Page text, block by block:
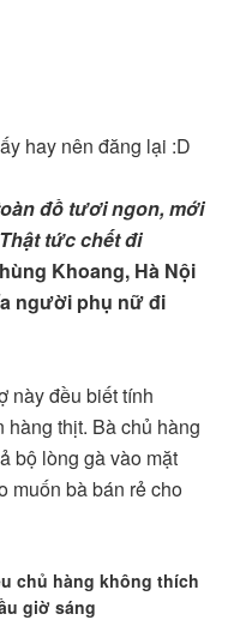
hay nên đăng lại :D
đồ tươi ngon, mới
tức chết đi
Khoang, Hà Nội
người phụ nữ đi
này đều biết tính
thịt. Bà chủ hàng
bộ lòng gà vào mặt
muốn bà bán rẻ cho
chủ hàng không thích
giờ sáng